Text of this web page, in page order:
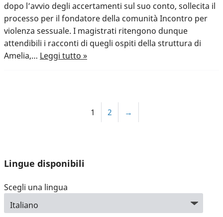
dopo l’avvio degli accertamenti sul suo conto, sollecita il
processo per il fondatore della comunità Incontro per
violenza sessuale. I magistrati ritengono dunque
attendibili i racconti di quegli ospiti della struttura di
Amelia,… Leggi tutto »
1 2 →
Lingue disponibili
Scegli una lingua